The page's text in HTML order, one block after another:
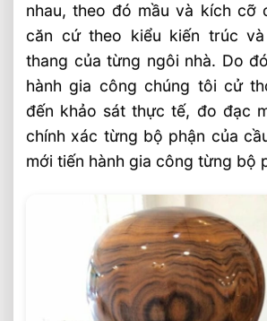
nhau, theo đó mầu và kích cỡ
căn cứ theo kiểu kiến trúc
thang của từng ngôi nhà. Do
hành gia công chúng tôi cử
đến khảo sát thực tế, đo đạc
chính xác từng bộ phận của
mới tiến hành gia công từng bộ